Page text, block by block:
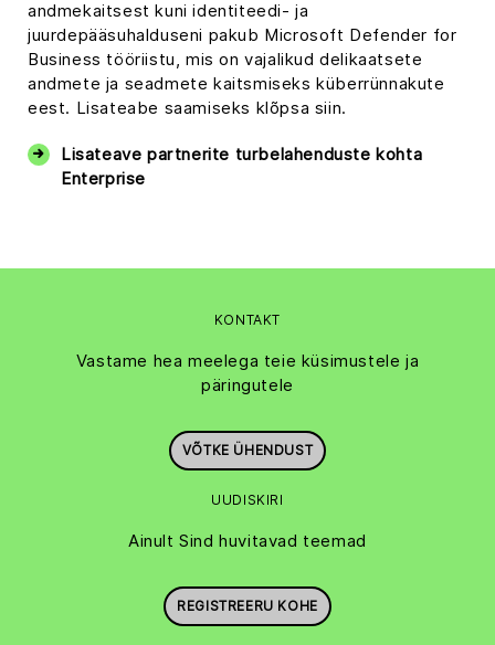
andmekaitsest kuni identiteedi- ja
juurdepääsuhalduseni pakub Microsoft Defender for
Business tööriistu, mis on vajalikud delikaatsete
andmete ja seadmete kaitsmiseks küberrünnakute
eest. Lisateabe saamiseks klõpsa siin.
Lisateave partnerite turbelahenduste kohta
Enterprise
KONTAKT
Vastame hea meelega teie küsimustele ja
päringutele
VÕTKE ÜHENDUST
UUDISKIRI
Ainult Sind huvitavad teemad
REGISTREERU KOHE